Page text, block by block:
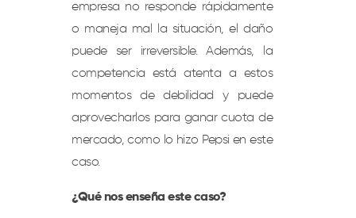
empresa no responde rápidamente
o maneja mal la situación, el daño
puede ser irreversible. Además, la
competencia está atenta a estos
momentos de debilidad y puede
aprovecharlos para ganar cuota de
mercado, como lo hizo Pepsi en este
caso.
¿Qué nos enseña este caso?